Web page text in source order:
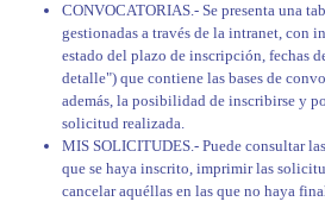
CONVOCATORIAS.- Se presenta una
gestionadas a través de la intranet, con
estado del plazo de inscripción, fechas
detalle") que contiene las bases de
además, la posibilidad de inscribirse y
solicitud realizada.
MIS SOLICITUDES.- Puede consultar
que se haya inscrito, imprimir las
cancelar aquéllas en las que no haya